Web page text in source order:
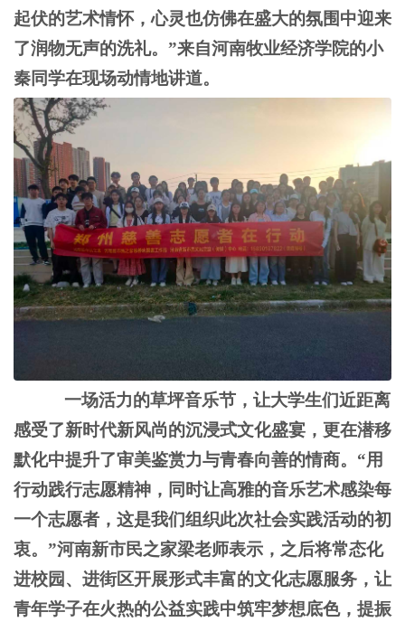
起伏的艺术情怀，心灵也仿佛在盛大的氛围中迎来
了润物无声的洗礼。”来自河南牧业经济学院的小
秦同学在现场动情地讲道。
一场活力的草坪音乐节，让大学生们近距离
感受了新时代新风尚的沉浸式文化盛宴，更在潜移
默化中提升了审美鉴赏力与青春向善的情商。 “用
行动践行志愿精神，同时让高雅的音乐艺术感染每
一个志愿者，这是我们组织此次社会实践活动的初
衷。”河南新市民之家梁老师表示，之后将常态化
进校园、进街区开展形式丰富的文化志愿服务，让
青年学子在火热的公益实践中筑牢梦想底色，提振